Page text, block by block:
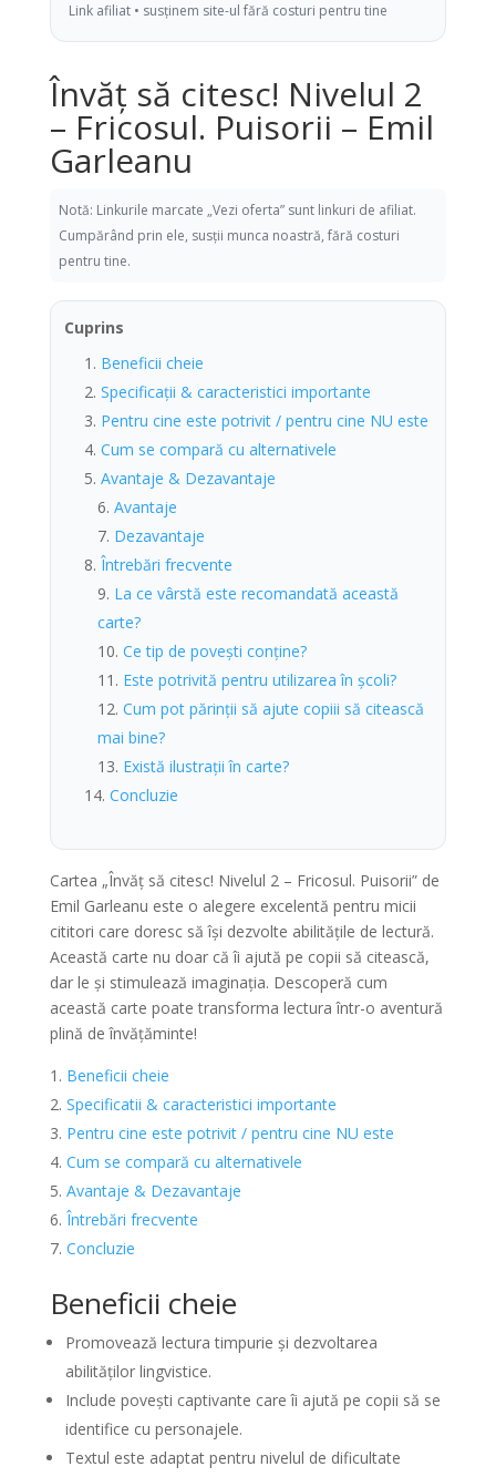
Link afiliat • susținem site-ul fără costuri pentru tine
Învăț să citesc! Nivelul 2
– Fricosul. Puisorii – Emil
Garleanu
Notă: Linkurile marcate „Vezi oferta” sunt linkuri de afiliat.
Cumpărând prin ele, susții munca noastră, fără costuri
pentru tine.
Cuprins
Beneficii cheie
Specificații & caracteristici importante
Pentru cine este potrivit / pentru cine NU este
Cum se compară cu alternativele
Avantaje & Dezavantaje
Avantaje
Dezavantaje
Întrebări frecvente
La ce vârstă este recomandată această
carte?
Ce tip de povești conține?
Este potrivită pentru utilizarea în școli?
Cum pot părinții să ajute copiii să citească
mai bine?
Există ilustrații în carte?
Concluzie
Cartea „Învăț să citesc! Nivelul 2 – Fricosul. Puisorii” de
Emil Garleanu este o alegere excelentă pentru micii
cititori care doresc să își dezvolte abilitățile de lectură.
Această carte nu doar că îi ajută pe copii să citească,
dar le și stimulează imaginația. Descoperă cum
această carte poate transforma lectura într-o aventură
plină de învățăminte!
Beneficii cheie
Specificatii & caracteristici importante
Pentru cine este potrivit / pentru cine NU este
Cum se compară cu alternativele
Avantaje & Dezavantaje
Întrebări frecvente
Concluzie
Beneficii cheie
Promovează lectura timpurie și dezvoltarea
abilităților lingvistice.
Include povești captivante care îi ajută pe copii să se
identifice cu personajele.
Textul este adaptat pentru nivelul de dificultate